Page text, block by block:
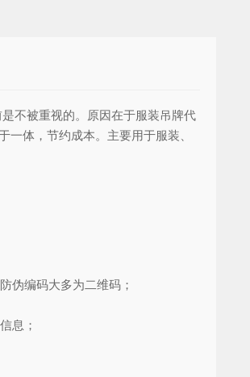
不被重视的。原因在于服装吊牌代
体，节约成本。主要用于服装、
伪编码大多为二维码；
息；